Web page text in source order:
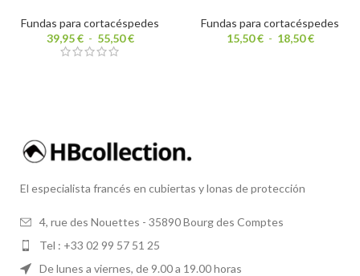
Fundas para cortacéspedes
39,95€ - 55,50€
Fundas para cortacéspedes
15,50€ - 18,50€
El especialista francés en cubiertas y lonas de protección
4, rue des Nouettes - 35890 Bourg des Comptes
Tel : +33 02 99 57 51 25
De lunes a viernes, de 9.00 a 19.00 horas